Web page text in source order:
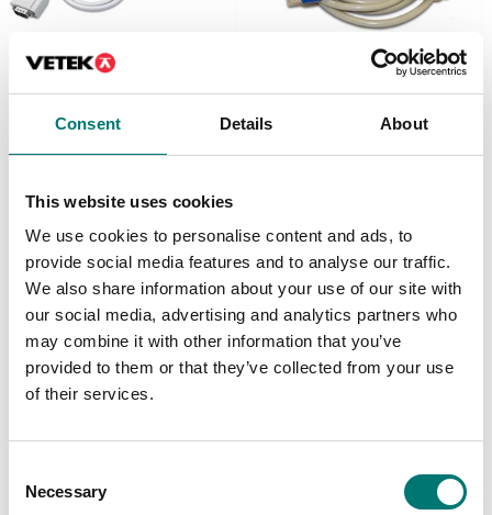
Consent Details About
This website uses cookies
We use cookies to personalise content and ads, to
provide social media features and to analyse our traffic.
We also share information about your use of our site with
our social media, advertising and analytics partners who
may combine it with other information that you’ve
provided to them or that they’ve collected from your use
of their services.
Selection
Necessary
Interface Kit, RS232-
USB
Printer kabel för Ohaus
R41, RC41, DT33P, C71
Artikelnr: R41-PR-CABL
Bordsvågar